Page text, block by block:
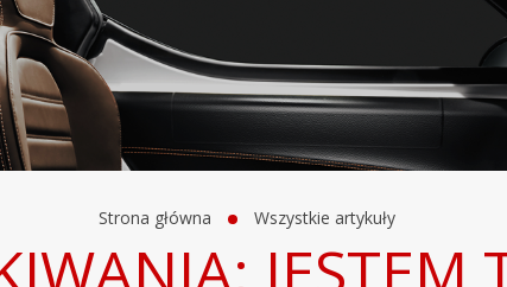
Strona główna Wszystkie artykuły